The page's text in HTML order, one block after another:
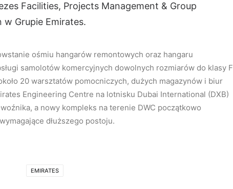
Facilities, Projects Management & Group
w Grupie Emirates.
ośmiu hangarów remontowych oraz hangaru
samolotów komercyjnych dowolnych rozmiarów do klasy F
20 warsztatów pomocniczych, dużych magazynów i biur
Engineering Centre na lotnisku Dubai International (DXB)
a nowy kompleks na terenie DWC początkowo
dłuższego postoju.
EMIRATES